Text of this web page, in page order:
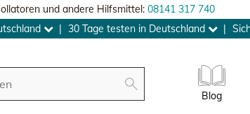
und andere Hilfsmittel: 08141 317 740
| 30 Tage testen in Deutschland |
Blog